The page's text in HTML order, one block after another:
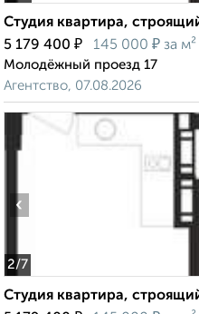
Студия квартира,
5 179 400 ₽ 145 000 ₽ за м²
Молодёжный проезд 17
Агентство, 07.08.2026
2/7
‹
Студия квартира,